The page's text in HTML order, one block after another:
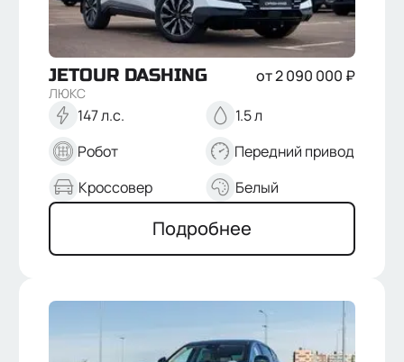
Нажимая кнопку “Отправить”, я соглашаюсь на
обработкуперсональных данных
JETOUR DASHING от2 090 000 ₽
ЛЮКС
147 л.с.
1.5 л
Робот
Передний привод
Кроссовер
Белый
Подробнее